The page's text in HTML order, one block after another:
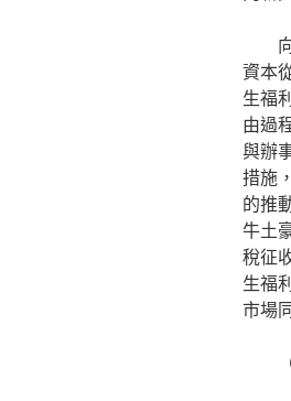
資本
生福
由過
與辦
措施
的推
牛土
稅征
生福
市場